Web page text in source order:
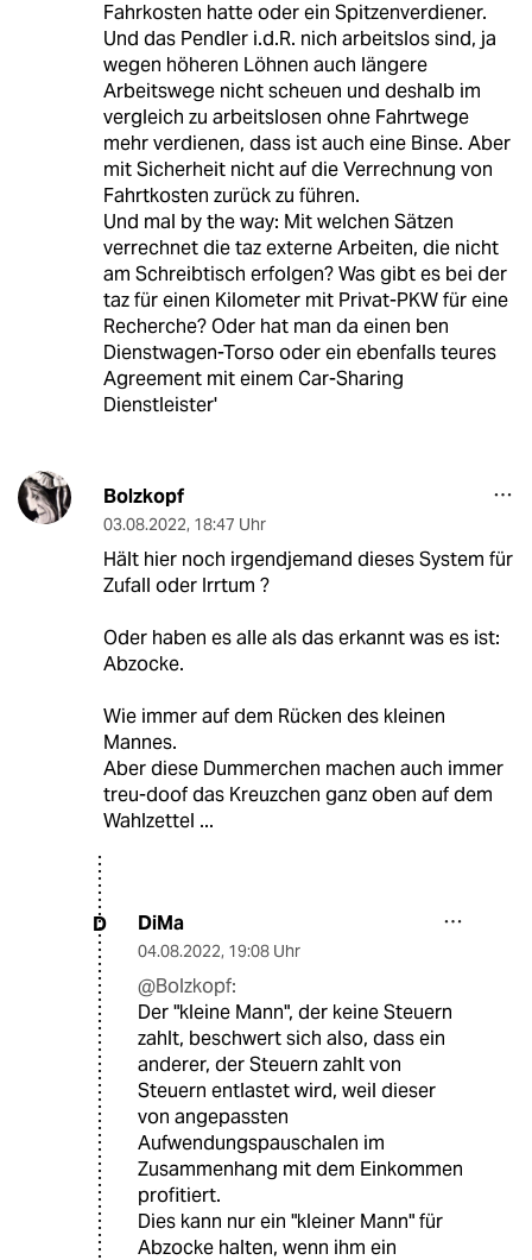
Fahrkosten hatte oder ein Spitzenverdiener.
Und das Pendler i.d.R. nich arbeitslos sind, ja
wegen höheren Löhnen auch längere
Arbeitswege nicht scheuen und deshalb im
vergleich zu arbeitslosen ohne Fahrtwege
mehr verdienen, dass ist auch eine Binse. Aber
mit Sicherheit nicht auf die Verrechnung von
Fahrtkosten zurück zu führen.
Und mal by the way: Mit welchen Sätzen
verrechnet die taz externe Arbeiten, die nicht
am Schreibtisch erfolgen? Was gibt es bei der
taz für einen Kilometer mit Privat-PKW für eine
Recherche? Oder hat man da einen ben
Dienstwagen-Torso oder ein ebenfalls teures
Agreement mit einem Car-Sharing
Dienstleister'
Bolzkopf
03.08.2022, 18:47 Uhr
Hält hier noch irgendjemand dieses System für
Zufall oder Irrtum ?
Oder haben es alle als das erkannt was es ist:
Abzocke.
Wie immer auf dem Rücken des kleinen
Mannes.
Aber diese Dummerchen machen auch immer
treu-doof das Kreuzchen ganz oben auf dem
Wahlzettel ...
D DiMa
04.08.2022, 19:08 Uhr
@Bolzkopf:
Der "kleine Mann", der keine Steuern
zahlt, beschwert sich also, dass ein
anderer, der Steuern zahlt von
Steuern entlastet wird, weil dieser
von angepassten
Aufwendungspauschalen im
Zusammenhang mit dem Einkommen
profitiert.
Dies kann nur ein "kleiner Mann" für
Abzocke halten, wenn ihm ein